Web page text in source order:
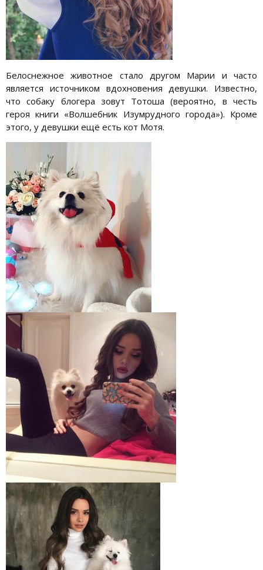
Белоснежное животное стало другом Марии и часто
является источником вдохновения девушки. Известно,
что собаку блогера зовут Тотоша (вероятно, в честь
героя книги «Волшебник Изумрудного города»). Кроме
этого, у девушки ещё есть кот Мотя.